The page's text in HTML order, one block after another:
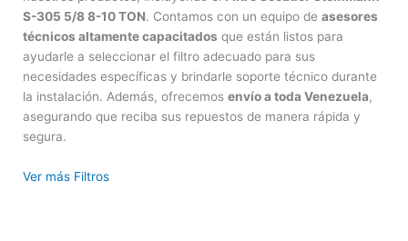
S-305 5/8 8-10 TON. Contamos con un equipo de asesores
técnicos altamente capacitados que están listos para
ayudarle a seleccionar el filtro adecuado para sus
necesidades específicas y brindarle soporte técnico durante
la instalación. Además, ofrecemos envío a toda Venezuela,
asegurando que reciba sus repuestos de manera rápida y
segura.
Ver más Filtros